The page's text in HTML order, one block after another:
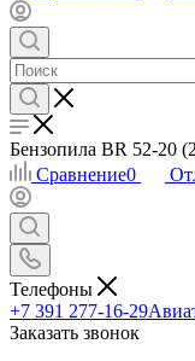
Бензопила BR 52-20
Сравнение0
Телефоны
+7 391 277-16-29
Заказать звонок